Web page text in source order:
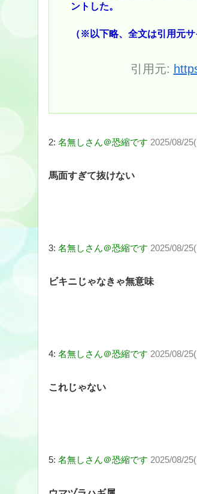
ントした。
（※以下略、全文は引用元サ
引用元:
2: 名無しさん＠恐縮です 2025/08/
馬面すぎて抜けない
3: 名無しさん＠恐縮です 2025/08/
ビキニじゃなきゃ無意味
4: 名無しさん＠恐縮です 2025/08/
これじゃない
5: 名無しさん＠恐縮です 2025/08/